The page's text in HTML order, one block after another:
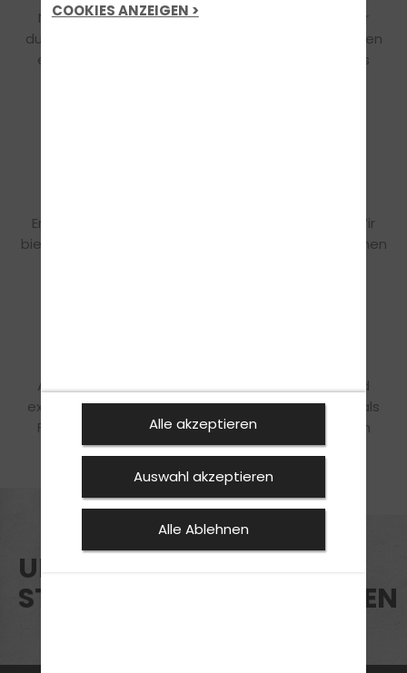
Nach einer umfassenden Einarbeitung sichern wir
durch regelmäßige Team-Meetings und -Events den
einzigartigen Teamspirit, der Bestandteil unseres
Erholungspausen zum Auftanken neuer Energie. Wir
bieten dir flexible Arbeitszeitmodelle und Maßnahmen
Alle unsere Mitarbeiter erhalten regelmäßige und
exklusive Weiterbildungen, um ihr volles Potenzial als
Fahrlehrer zu entfalten. Mit diesen Qualifikationen
kannst du ganz entspannt in die Zukunft blicken.
UNSERE
STELLENAUSSCHREIBUNGEN
COOKIES ANZEIGEN >
Alle akzeptieren
Auswahl akzeptieren
Alle Ablehnen